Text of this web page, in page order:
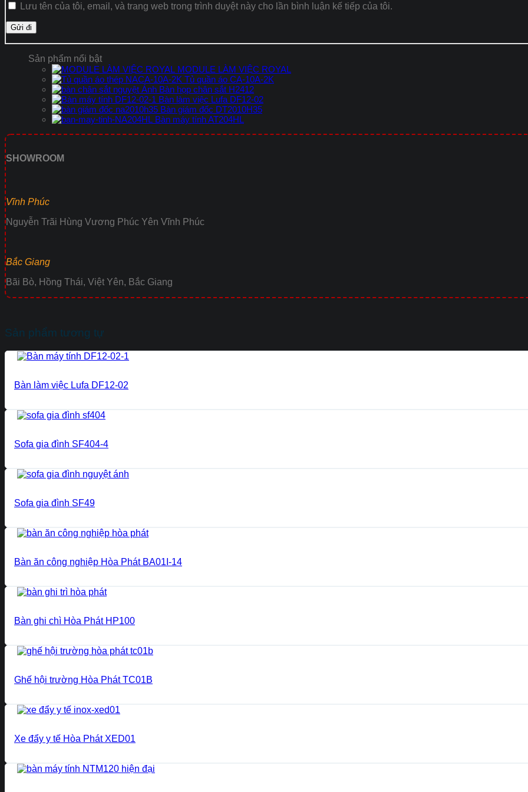
Lưu tên của tôi, email, và trang web trong trình duyệt này cho lần bình luận kế tiếp của tôi.
Sản phẩm nổi bật
MODULE LÀM VIỆC ROYAL
Tủ quần áo CA-10A-2K
Bàn họp chân sắt H2412
Bàn làm việc Lufa DF12-02
Bàn giám đốc DT2010H35
Bàn máy tính AT204HL
SHOWROOM
Vĩnh Phúc
Nguyễn Trãi Hùng Vương Phúc Yên Vĩnh Phúc
Bắc Giang
Bãi Bò, Hồng Thái, Việt Yên, Bắc Giang
Sản phẩm tương tự
Bàn làm việc Lufa DF12-02
Sofa gia đình SF404-4
Sofa gia đình SF49
Bàn ăn công nghiệp Hòa Phát BA01I-14
Bàn ghi chì Hòa Phát HP100
Ghế hội trường Hòa Phát TC01B
Xe đẩy y tế Hòa Phát XED01